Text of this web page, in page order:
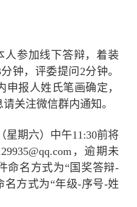
人参加线下答辩，着装
钟，评委提问2分钟。
报人姓氏笔画确定，
关注微信群内通知。
星期六）中午11:30前将
，逾期未
命名方式为“国奖答辩-
名方式为“年级-序号-姓